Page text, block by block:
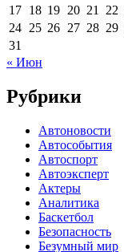
17 18 19 20 21 22
24 25 26 27 28 29
31
« Июн
Рубрики
Автоновости
Автособытия
Автоспорт
Автоэксперт
Актеры
Аналитика
Баскетбол
Безопасность
Безумный мир